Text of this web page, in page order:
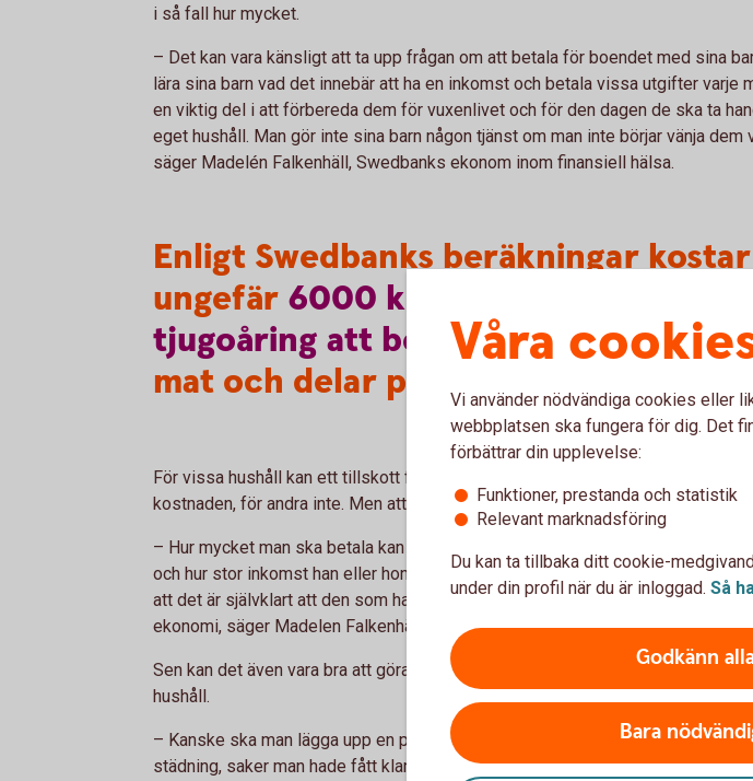
i så fall hur mycket.
– Det kan vara känsligt att ta upp frågan om att betala för boendet med sina
lära sina barn vad det innebär att ha en inkomst och betala vissa utgifter varje
en viktig del i att förbereda dem för vuxenlivet och för den dagen de ska ta
eget hushåll. Man gör inte sina barn någon tjänst om man inte börjar vänja dem
säger Madelén Falkenhäll, Swedbanks ekonom inom finansiell hälsa.
Enligt Swedbanks beräkningar
ungefär 6000 kronor
tjugoåring att bo hemmaom man
mat och delar på gemensamma
För vissa hushåll kan ett tillskott från barnet vara nödvändigt för att klara av den
kostnaden, för andra inte. Men att ta diskussionen om pengarna är ändå lika
– Hur mycket man ska betala kan så klart skilja utifrån hur stora kostnader
och hur stor inkomst han eller hon har. Det får man diskutera tillsammans. Men
att det är självklart att den som har en inkomst också är med och bidrar till
ekonomi, säger Madelen Falkenhäll.
Sen kan det även vara bra att göra upp en vidare plan för vad som krävs för
hushåll.
– Kanske ska man lägga upp en plan för hur barnet hjälper till med matlagning,
städning, saker man hade fått klara själv om man bodde hemifrån, säger
Våra
Vi använder nödvändiga cookies eller
webbplatsen ska fungera för dig. Det
förbättrar din upplevelse:
Funktioner, prestanda och statistik
Relevant marknadsföring
Du kan ta tillbaka ditt cookie-
under din profil när du är inloggad. Så
Godkänn
Bara